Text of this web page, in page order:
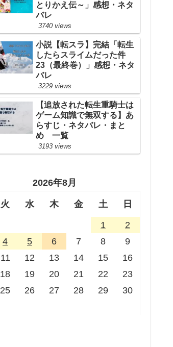
とりかえ伝～」感想・ネタ
バレ
3740 views
小説【転スラ】完結「転生
したらスライムだった件
23（最終巻）」感想・ネタ
バレ
3229 views
【追放された転生重騎士は
ゲーム知識で無双する】あ
らすじ・ネタバレ・まと
め 一覧
3193 views
2026年8月
火 水 木 金 土 日
1
2
4 5 6 7 8
9
11 12 13 14 15
16
18 19 20 21 22
23
25 26 27 28 29
30